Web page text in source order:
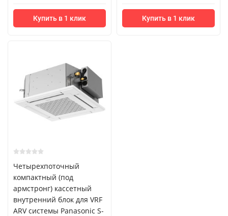
Купить в 1 клик Купить в 1 клик
Четырехпоточный
компактный (под
армстронг) кассетный
внутренний блок для VRF
ARV системы Panasonic S-